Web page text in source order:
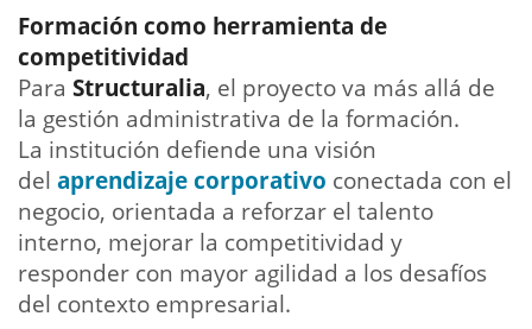
Formación como herramienta de
competitividad
Para Structuralia, el proyecto va más allá de
la gestión administrativa de la formación.
La institución defiende una visión
del aprendizaje corporativo conectada con el
negocio, orientada a reforzar el talento
interno, mejorar la competitividad y
responder con mayor agilidad a los desafíos
del contexto empresarial.